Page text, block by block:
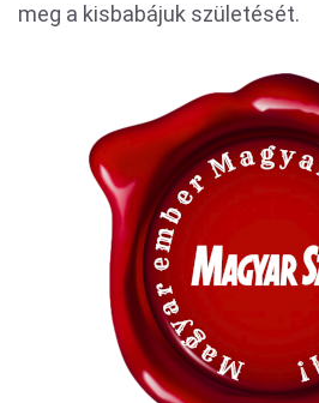
meg a kisbabájuk születését.